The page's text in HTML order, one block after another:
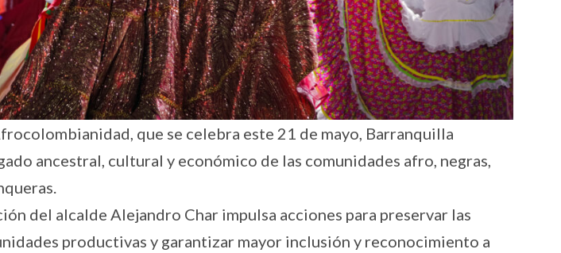
que se celebra este 21 de mayo, Barranquilla
ancestral, cultural y económico de las comunidades afro, negras,
del alcalde Alejandro Char impulsa acciones para preservar las
productivas y garantizar mayor inclusión y reconocimiento a